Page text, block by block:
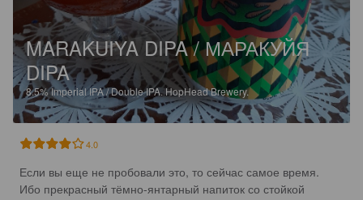
MARAKUIYA DIPA / МАРАКУЙЯ
DIPA
8.5%Imperial IPA / Double IPA.HopHead Brewery.
4.0
Если вы еще не пробовали это, то сейчас самое время.
Ибо прекрасный тёмно-янтарный напиток со стойкой